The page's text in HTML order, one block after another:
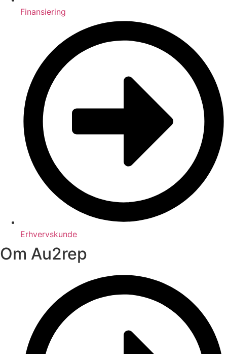
Finansiering
Erhvervskunde
Om Au2rep